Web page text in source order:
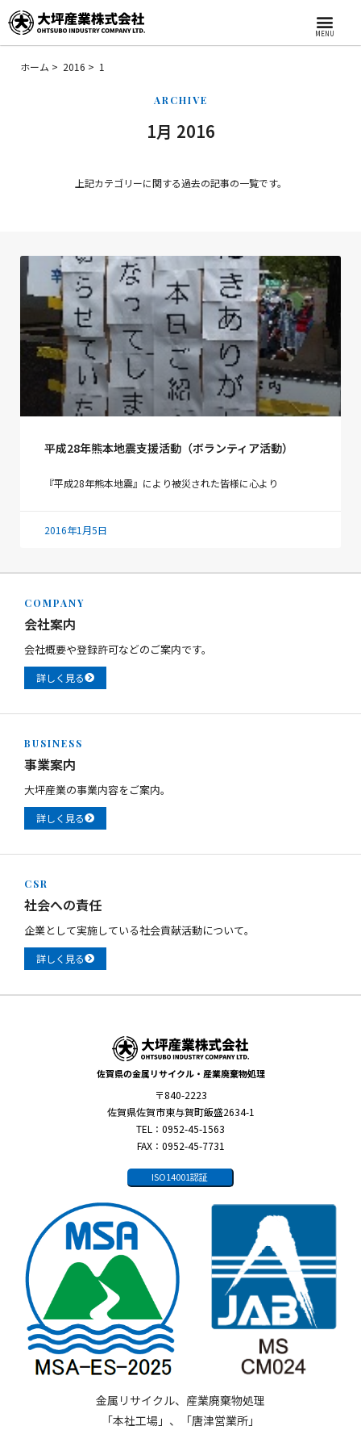
MENU
ホーム 2016 1
ARCHIVE
1月 2016
上記カテゴリーに関する過去の記事の一覧です。
平成28年熊本地震支援活動（ボランティア活動）
『平成28年熊本地震』により被災された皆様に心より
2016年1月5日
COMPANY
会社案内
会社概要や登録許可などのご案内です。
詳しく見る
BUSINESS
事業案内
大坪産業の事業内容をご案内。
詳しく見る
CSR
社会への責任
企業として実施している社会貢献活動について。
詳しく見る
佐賀県の金属リサイクル・産業廃棄物処理
〒840-2223
佐賀県佐賀市東与賀町飯盛2634-1
TEL：0952-45-1563
FAX：0952-45-7731
ISO14001認証
金属リサイクル、産業廃棄物処理
「本社工場」、「唐津営業所」